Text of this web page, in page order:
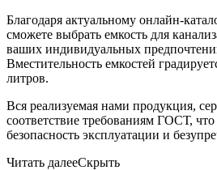
Благодаря актуальному онлайн-
сможете выбрать емкость для
ваших индивидуальных
Вместительность емкостей
литров.
Вся реализуемая нами продукция,
соответствие требованиям ГОСТ, что
безопасность эксплуатации и
Читать далееСкрыть